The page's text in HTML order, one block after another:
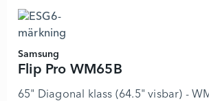
Samsung
Flip Pro WM65B
65" Diagonal klass (64.5" visbar) -